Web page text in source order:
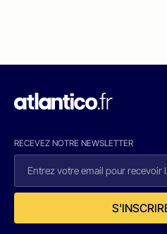
RECEVEZ NOTRE NEWSLETTER